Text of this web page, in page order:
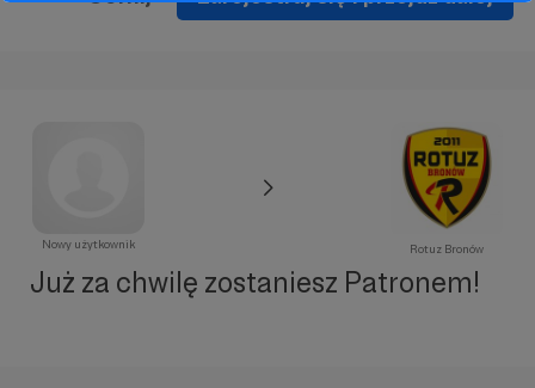
Nowy użytkownik Rotuz Bronów
Już za chwilę zostaniesz Patronem!